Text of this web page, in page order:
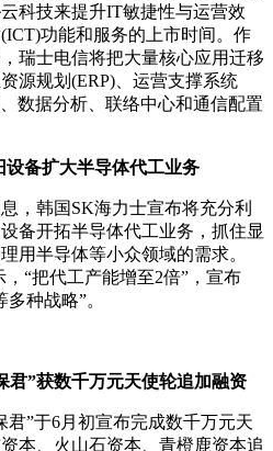
科技来提升IT敏捷性与运营效
功能和服务的上市时间。作
瑞士电信将把大量核心应用迁移
源规划(ERP)、运营支撑系统
数据分析、联络中心和通信配置
备扩大半导体代工业务
韩国SK海力士宣布将充分利
备开拓半导体代工业务，抓住显
用半导体等小众领域的需求。
“把代工产能增至2倍”，宣布
种战略”。
君”获数千万元天使轮追加融资
”于6月初宣布完成数千万元天
本、火山石资本、青橙鹿资本追